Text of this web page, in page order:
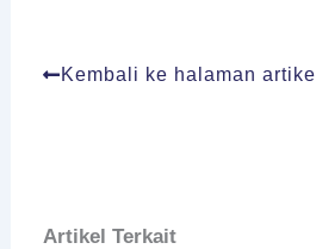
Kembali ke halaman artikel
Artikel Terkait